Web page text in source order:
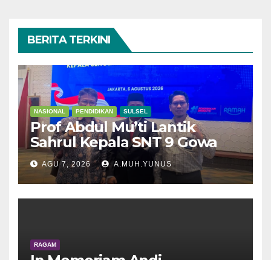
BERITA TERKINI
NASIONAL PENDIDIKAN SULSEL
Prof Abdul Mu’ti Lantik
Sahrul Kepala SNT 9 Gowa
AGU 7, 2026 A.MUH.YUNUS
RAGAM